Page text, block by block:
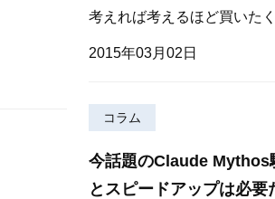
考えれば考えるほど買いた
2015年03月02日
コラム
今話題のClaude
とスピードアップは必